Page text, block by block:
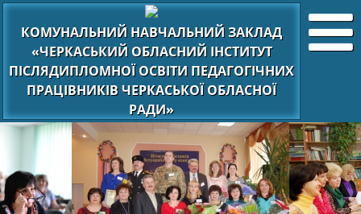
КОМУНАЛЬНИЙ НАВЧАЛЬНИЙ ЗАКЛАД
«ЧЕРКАСЬКИЙ ОБЛАСНИЙ ІНСТИТУТ
ПІСЛЯДИПЛОМНОЇ ОСВІТИ ПЕДАГОГІЧНИХ
ПРАЦІВНИКІВ ЧЕРКАСЬКОЇ ОБЛАСНОЇ
РАДИ»